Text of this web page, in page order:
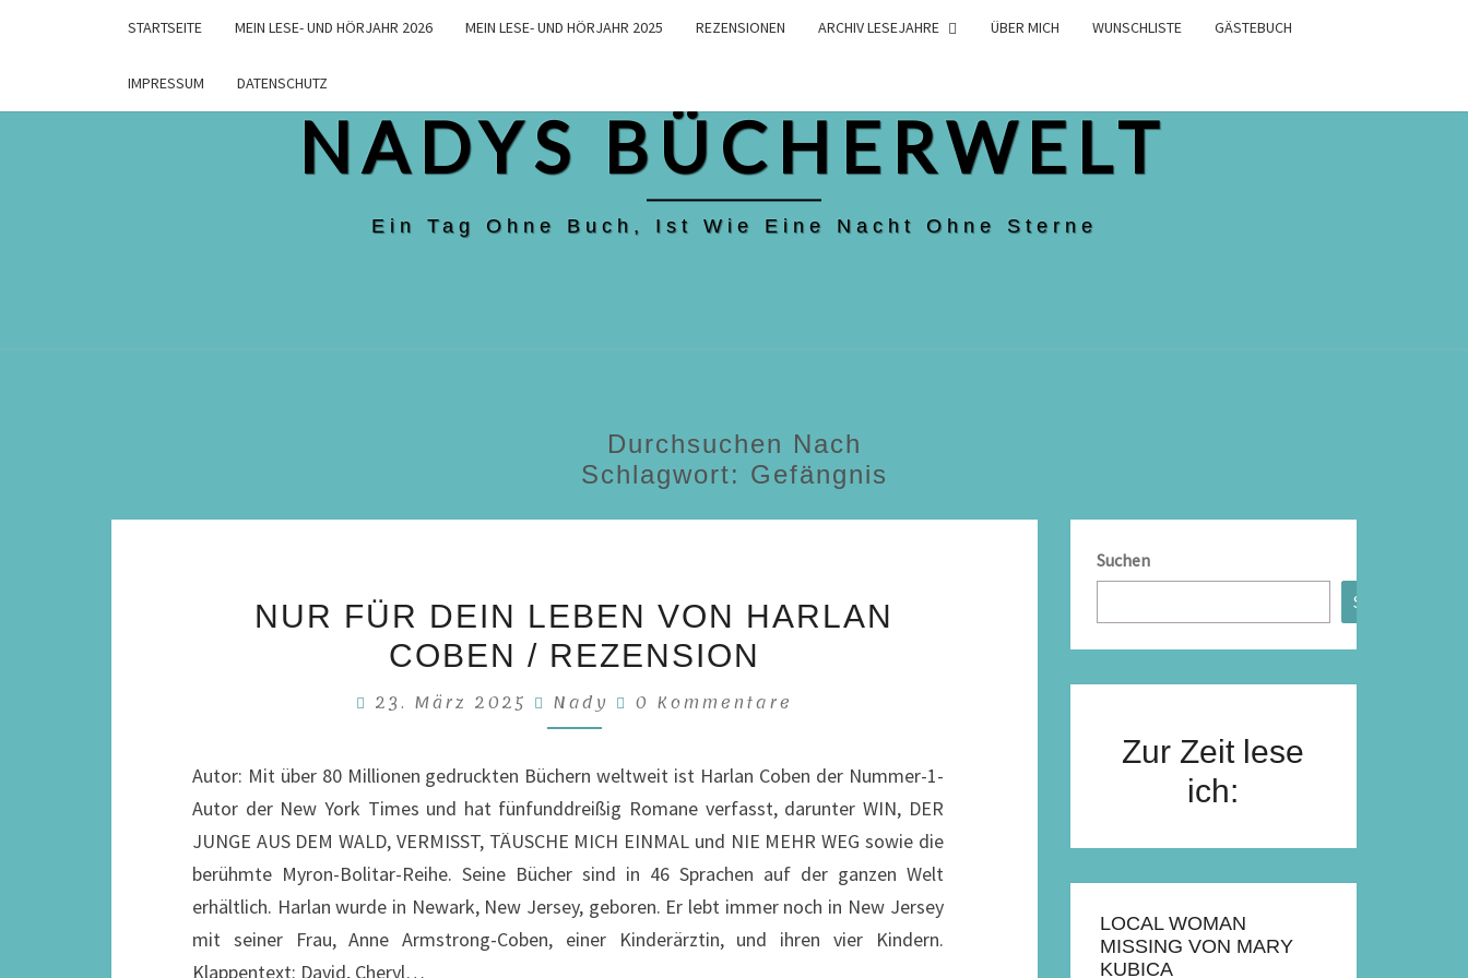
STARTSEITE MEIN LESE- UND HÖRJAHR 2026 MEIN LESE- UND HÖRJAHR 2025 REZENSIONEN ARCHIV LESEJAHRE ÜBER MICH WUNSCHLISTE GÄSTEBUCH
IMPRESSUM DATENSCHUTZ
NADYS BÜCHERWELT
Ein Tag Ohne Buch, Ist Wie Eine Nacht Ohne Sterne
Durchsuchen Nach
Schlagwort: Gefängnis
FÜR
DEIN
VON
COBEN
/
REZENSION
NUR FÜR DEIN LEBEN VON HARLAN
COBEN / REZENSION
23. März 2025 Nady Kommentare
0 Kommentare
Autor: Mit über 80 Millionen gedruckten Büchern weltweit ist Harlan Coben der Nummer-1-
Autor der New York Times und hat fünfunddreißig Romane verfasst, darunter WIN, DER
JUNGE AUS DEM WALD, VERMISST, TÄUSCHE MICH EINMAL und NIE MEHR WEG sowie die
berühmte Myron-Bolitar-Reihe. Seine Bücher sind in 46 Sprachen auf der ganzen Welt
erhältlich. Harlan wurde in Newark, New Jersey, geboren. Er lebt immer noch in New Jersey
mit seiner Frau, Anne Armstrong-Coben, einer Kinderärztin, und ihren vier Kindern.
Klappentext: David, Cheryl…
Suchen
Suchen
Zur Zeit lese
ich:
LOCAL WOMAN
MISSING VON MARY
KUBICA